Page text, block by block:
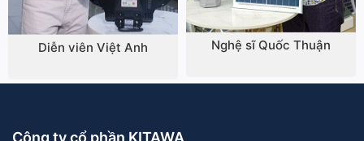
Diễn viên Việt Anh Nghệ sĩ Quốc Thuận
Công ty cổ phần KITAWA